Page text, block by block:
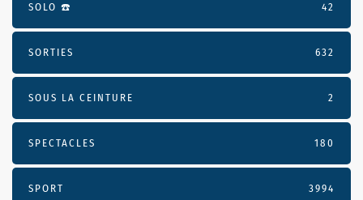
SOLO ☎️ 42
SORTIES 632
SOUS LA CEINTURE 2
SPECTACLES 180
SPORT 3994